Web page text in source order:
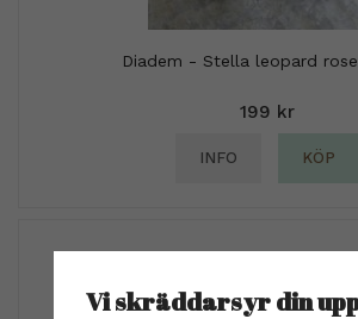
Diadem - Stella leopard
199 kr
INFO KÖP
Vi skräddarsyr din